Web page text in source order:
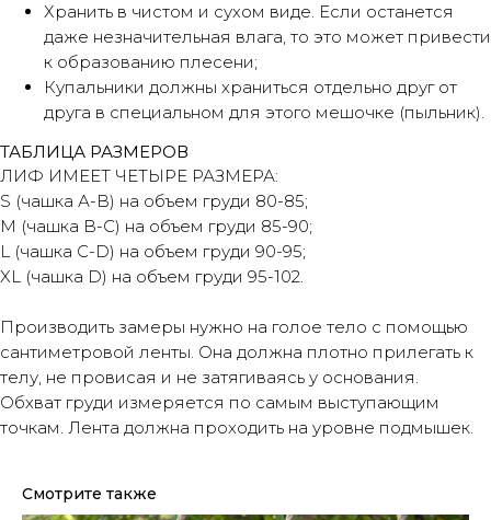
Хранить в чистом и сухом виде. Если останется
даже незначительная влага, то это может привести
к образованию плесени;
Купальники должны храниться отдельно друг от
друга в специальном для этого мешочке (пыльник).
ТАБЛИЦА РАЗМЕРОВ
ЛИФ ИМЕЕТ ЧЕТЫРЕ РАЗМЕРА:
S (чашка А-В) на объем груди 80-85;
М (чашка В-С) на объем груди 85-90;
L (чашка C-D) на объем груди 90-95;
XL (чашка D) на объем груди 95-102.
Производить замеры нужно на голое тело с помощью
сантиметровой ленты. Она должна плотно прилегать к
телу, не провисая и не затягиваясь у основания.
Обхват груди измеряется по самым выступающим
точкам. Лента должна проходить на уровне подмышек.
Смотрите также